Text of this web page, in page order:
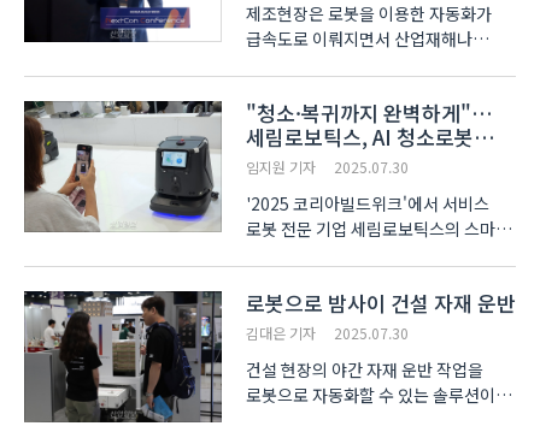
제조현장은 로봇을 이용한 자동화가
급속도로 이뤄지면서 산업재해나
로봇의 도입이 더딘 속도로 진행되면서
인력난‧산업재해 등에 정면으로 노출돼
있는 상황이 이어지..
"청소·복귀까지 완벽하게"…
세림로보틱스, AI 청소로봇
시연
임지원 기자 2025.07.30
'2025 코리아빌드위크'에서 서비스
로봇 전문 기업 세림로보틱스의 스마트
로봇 '스위피'는 바닥 쓸기, 진공 청소,
물걸레질, 물청소 등 4가지 청소 기능을
로봇으로 밤사이 건설 자재 운반
김대은 기자 2025.07.30
건설 현장의 야간 자재 운반 작업을
로봇으로 자동화할 수 있는 솔루션이